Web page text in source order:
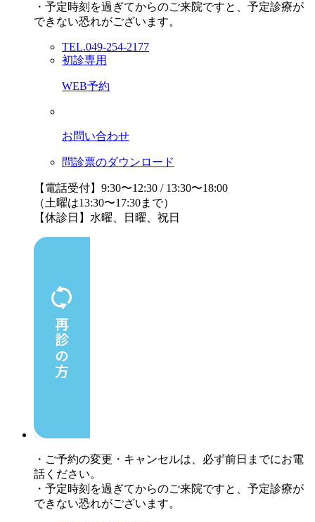
・予定時刻を過ぎてからのご来院ですと、予定診療が
できない恐れがございます。
TEL.049-254-2177
初診専用
WEB予約
お問い合わせ
問診票のダウンロード
【電話受付】9:30〜12:30 / 13:30〜18:00
（土曜は13:30〜17:30まで）
【休診日】水曜、日曜、祝日
・ご予約の変更・キャンセルは、必ず前日までにお電
話ください。
・予定時刻を過ぎてからのご来院ですと、予定診療が
できない恐れがございます。